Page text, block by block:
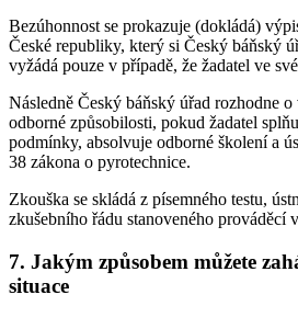
Bezúhonnost se prokazuje (dokládá)
České republiky, který si Český báňský
vyžádá pouze v případě, že žadatel ve
Následně Český báňský úřad rozhodne
odborné způsobilosti, pokud žadatel
podmínky, absolvuje odborné školení a
38 zákona o pyrotechnice.
Zkouška se skládá z písemného testu,
zkušebního řádu stanoveného prováděcí
7. Jakým způsobem můžete
situace